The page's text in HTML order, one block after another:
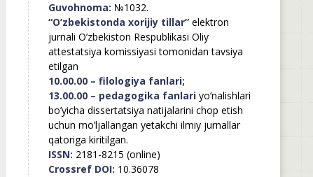
Guvohnoma: №1032.
“O’zbekistonda xorijiy tillar”elektron
jurnali O’zbekiston Respublikasi Oliy
attestatsiya komissiyasi tomonidan tavsiya
etilgan
10.00.00 – filologiya fanlari;
13.00.00 – pedagogika fanlariyo’nalishlari
bo’yicha dissertatsiya natijalarini chop etish
uchun mo’ljallangan yetakchi ilmiy jurnallar
qatoriga kiritilgan.
ISSN: 2181-8215 (online)
Crossref DOI: 10.36078